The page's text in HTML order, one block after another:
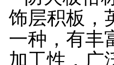
饰层积板，
一种，有丰
加工性，广